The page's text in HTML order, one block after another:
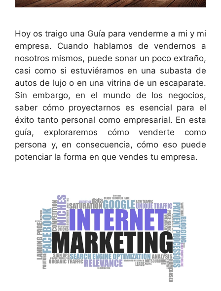
Hoy os traigo una Guía para venderme a mi y mi
empresa. Cuando hablamos de vendernos a
nosotros mismos, puede sonar un poco extraño,
casi como si estuviéramos en una subasta de
autos de lujo o en una vitrina de un escaparate.
Sin embargo, en el mundo de los negocios,
saber cómo proyectarnos es esencial para el
éxito tanto personal como empresarial. En esta
guía, exploraremos cómo venderte como
persona y, en consecuencia, cómo eso puede
potenciar la forma en que vendes tu empresa.